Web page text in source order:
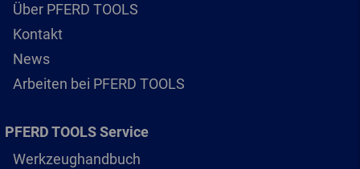
Über PFERD TOOLS
Kontakt
News
Arbeiten bei PFERD TOOLS
PFERD TOOLS Service
Werkzeughandbuch